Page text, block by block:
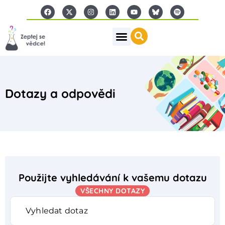
Dotazy a odpovědi
Použijte vyhledávání k vašemu dotazu
VŠECHNY DOTAZY